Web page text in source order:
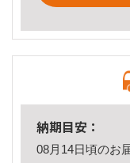
納期目安：
08月14日頃のお